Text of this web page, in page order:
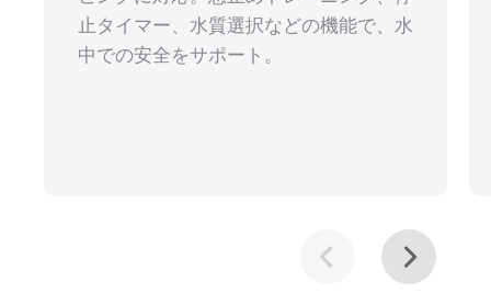
止タイマー、水質選択などの機能で、水
中での安全をサポート。